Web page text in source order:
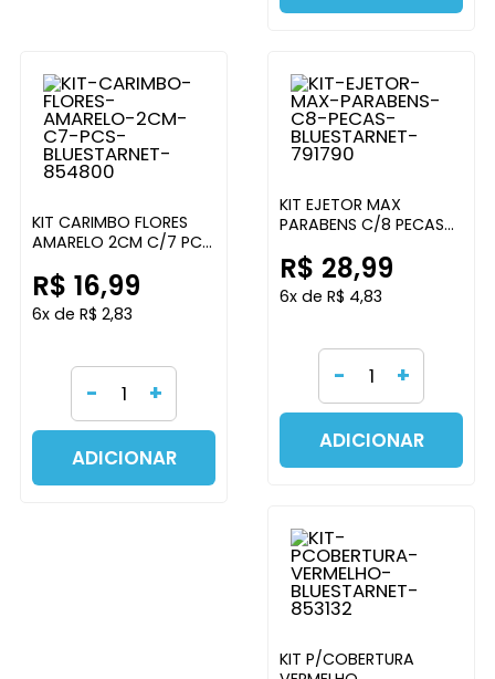
KIT CARIMBO FLORES
AMARELO 2CM C/7 PCS
R$ 16,99
6x de R$ 2,83
- +
ADICIONAR
KIT EJETOR MAX
PARABENS C/8 PECAS
R$ 28,99
6x de R$ 4,83
- +
ADICIONAR
KIT P/COBERTURA